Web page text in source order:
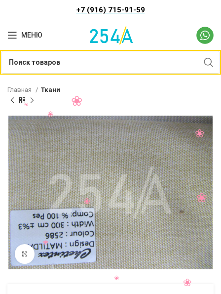
+7 (916) 715-91-59
МЕНЮ
Главная Ткани
Нажмите, чтобы увеличить